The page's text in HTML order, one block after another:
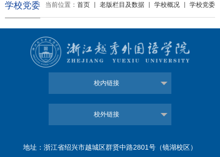
当前位置： 首页 老版栏目及数据 学校概况 学校党委
学校党委
校内链接
校外链接
地址：浙江省绍兴市越城区群贤中路2801号（镜湖校区）